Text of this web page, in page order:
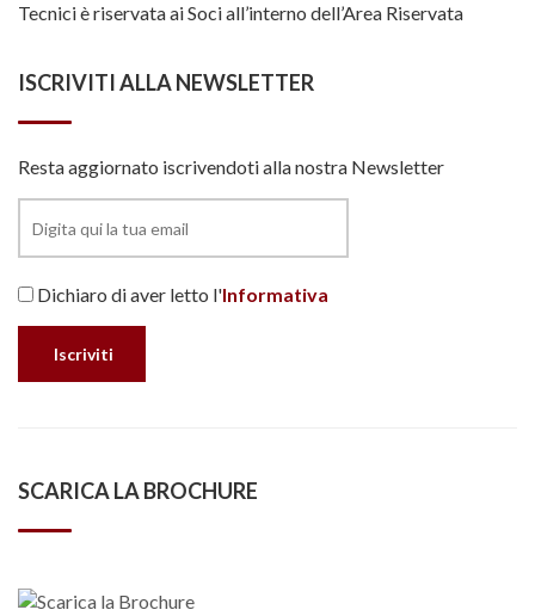
Tecnici è riservata ai Soci all’interno dell’Area Riservata
ISCRIVITI ALLA NEWSLETTER
Resta aggiornato iscrivendoti alla nostra Newsletter
Dichiaro di aver letto l'Informativa
SCARICA LA BROCHURE